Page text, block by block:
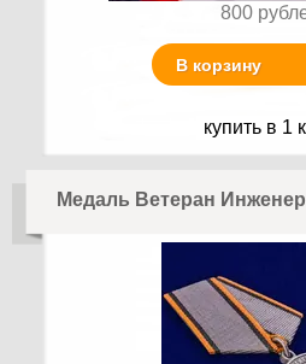
800
В корзину
купить в 1
Медаль Ветеран